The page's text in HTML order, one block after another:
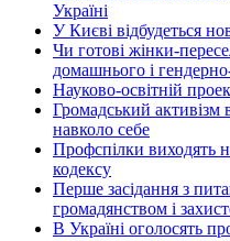
Україні
У Києві відбудеться
Чи готові жінки-
домашнього і
Науково-освітній
Громадський активізм
навколо себе
Профспілки виходять
кодексу
Перше засідання з
громадянством і
В Україні оголосять